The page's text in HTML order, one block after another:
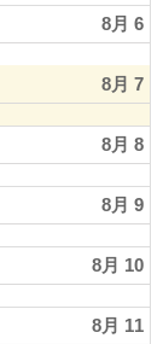
8月 6
8月 7
8月 8
8月 9
8月 10
8月 11